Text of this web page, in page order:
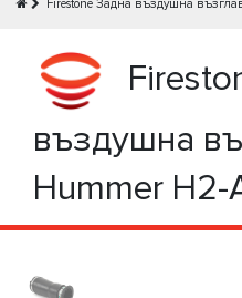
Firestone Задна въздушна
въздушна
Hummer H2-